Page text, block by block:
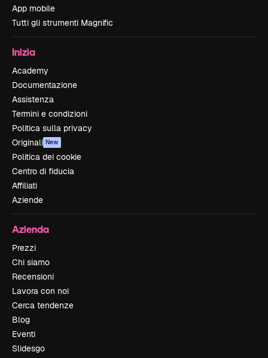
App mobile
Tutti gli strumenti Magnific
Inizia
Academy
Documentazione
Assistenza
Termini e condizioni
Politica sulla privacy
Originali New
Politica dei cookie
Centro di fiducia
Affiliati
Aziende
Azienda
Prezzi
Chi siamo
Recensioni
Lavora con noi
Cerca tendenze
Blog
Eventi
Slidesgo